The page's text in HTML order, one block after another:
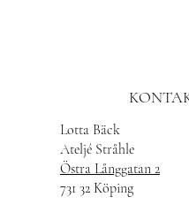
Lotta Bäck
Ateljé Stråhle
Östra Långgatan 2
731 32 Köping